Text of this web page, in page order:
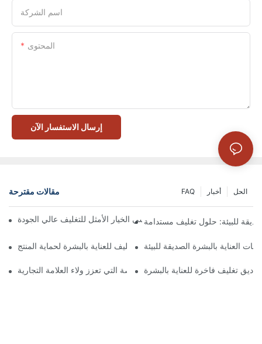
اسم الشركة
المحتوى
إرسال الاستفسار الآن
مقالات مقترحة الحل أخبار FAQ
تُعدّ الصناديق ذات الإغلاق المغناطيسي الخيار الأمثل للتغليف عالي الجودة
للبيئة: حلول تغليف مستدامة
كيفية اختيار أفضل صندوق تغليف للعناية بالبشرة لحماية المنتج
العناية بالبشرة الصديقة للبيئة
صناديق تغليف العناية بالبشرة المخصصة التي تعزز ولاء العلامة التجارية
تغليف فاخرة للعناية بالبشرة